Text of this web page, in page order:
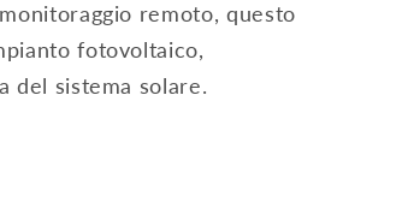
remoto, questo
fotovoltaico,
del sistema solare.